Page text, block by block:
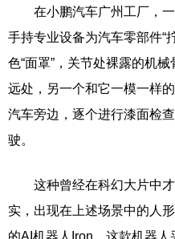
在小鹏汽车广州工厂，一
手持专业设备为汽车零部件“
色“面罩”，关节处裸露的机
远处，另一个和它一模一样
汽车旁边，逐个进行漆面检
驶。
这种曾经在科幻大片中才
实，出现在上述场景中的人
的AI机器人Iron。这款机器